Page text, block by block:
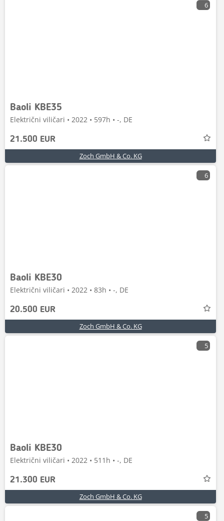
6
Baoli KBE35
Električni viličari • 2022 • 597h • -, DE
21.500 EUR
Zoch GmbH & Co. KG
6
Baoli KBE30
Električni viličari • 2022 • 83h • -, DE
20.500 EUR
Zoch GmbH & Co. KG
5
Baoli KBE30
Električni viličari • 2022 • 511h • -, DE
21.300 EUR
Zoch GmbH & Co. KG
5